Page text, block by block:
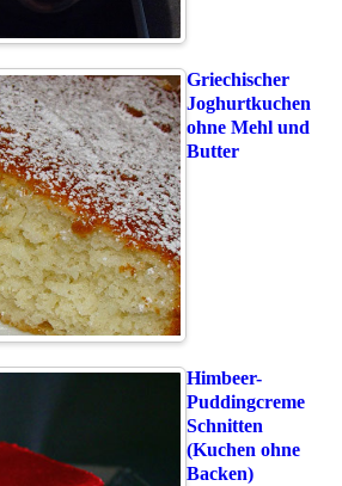
Griechischer
Joghurtkuchen
ohne Mehl und
Butter
Himbeer-
Puddingcreme
Schnitten
(Kuchen ohne
Backen)